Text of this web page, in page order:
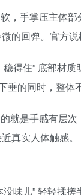
，手掌压主体
的回弹。官方说
稳得住” 底部材
垂的同时，整
就是手感有层次
真实人体触感。
没味儿” 轻轻揉